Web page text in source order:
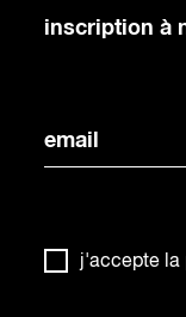
inscription à
j'accepte la